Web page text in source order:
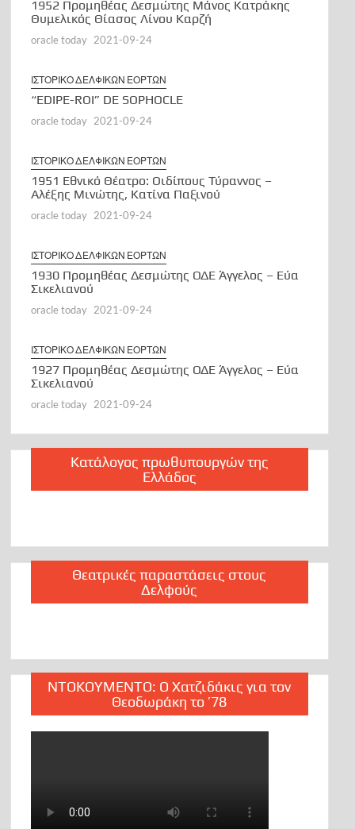
1952 Προμηθέας Δεσμώτης Μάνος Κατράκης
Θυμελικός Θίασος Λίνου Καρζή
oracle today 2021-09-24
ΙΣΤΟΡΙΚΟ ΔΕΛΦΙΚΩΝ ΕΟΡΤΩΝ
“EDIPE-ROI” DE SOPHOCLE
oracle today 2021-09-24
ΙΣΤΟΡΙΚΟ ΔΕΛΦΙΚΩΝ ΕΟΡΤΩΝ
1951 Εθνικό Θέατρο: Οιδίπους Τύραννος –
Αλέξης Μινώτης, Κατίνα Παξινού
oracle today 2021-09-24
ΙΣΤΟΡΙΚΟ ΔΕΛΦΙΚΩΝ ΕΟΡΤΩΝ
1930 Προμηθέας Δεσμώτης ΟΔΕ Άγγελος – Εύα
Σικελιανού
oracle today 2021-09-24
ΙΣΤΟΡΙΚΟ ΔΕΛΦΙΚΩΝ ΕΟΡΤΩΝ
1927 Προμηθέας Δεσμώτης ΟΔΕ Άγγελος – Εύα
Σικελιανού
oracle today 2021-09-24
Κατάλογος πρωθυπουργών της
Ελλάδος
Θεατρικές παραστάσεις στους
Δελφούς
ΝΤΟΚΟΥΜΕΝΤΟ: Ο Χατζιδάκις για τον
Θεοδωράκη το ’78